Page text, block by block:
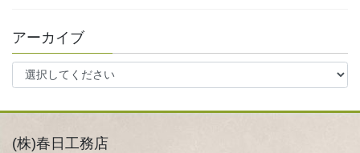
アーカイブ
(株)春日工務店